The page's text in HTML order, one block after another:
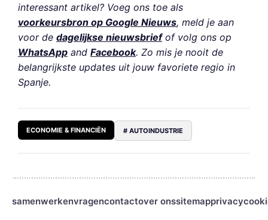
interessant artikel? Voeg ons toe als
voorkeursbron op Google Nieuws, meld je aan
voor de dagelijkse nieuwsbriefof volg ons op
WhatsApp and Facebook. Zo mis je nooit de
belangrijkste updates uit jouw favoriete regio in
Spanje.
ECONOMIE & FINANCIËN # AUTOINDUSTRIE
samenwerkenvragencontactover onssitemapprivacy